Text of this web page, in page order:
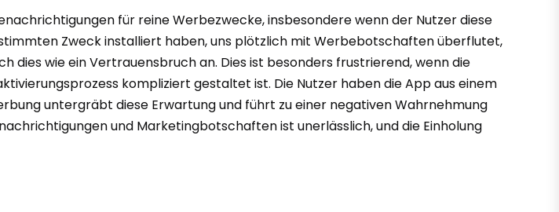
für reine Werbezwecke, insbesondere wenn der Nutzer diese
Zweck installiert haben, uns plötzlich mit Werbebotschaften überflutet,
dies wie ein Vertrauensbruch an. Dies ist besonders frustrierend, wenn die
kompliziert gestaltet ist. Die Nutzer haben die App aus einem
untergräbt diese Erwartung und führt zu einer negativen Wahrnehmung
und Marketingbotschaften ist unerlässlich, und die Einholung